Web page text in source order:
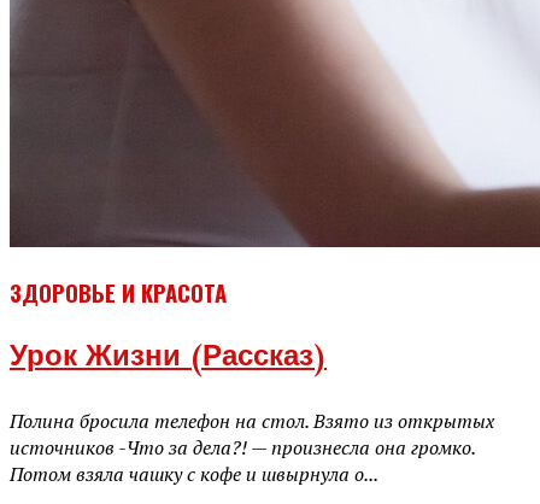
ЗДОРОВЬЕ И КРАСОТА
Урок Жизни (рассказ)
Полина бросила телефон на стол. Взято из открытых
источников -Что за дела?! — произнесла она громко.
Потом взяла чашку с кофе и швырнула о...